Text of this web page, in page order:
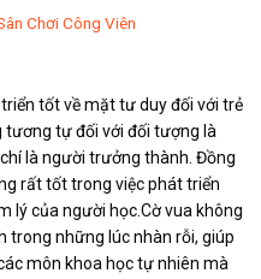
Chơi Công Viên
tốt về mặt tư duy đối với trẻ
tự đối với đối tượng là
là người trưởng thành. Đồng
rất tốt trong việc phát triển
lý của người học.Cờ vua không
trong những lúc nhàn rỗi, giúp
môn khoa học tự nhiên mà